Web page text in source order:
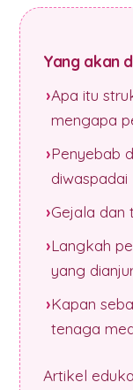
Yang akan
Apa itu
mengapa
Penyebab
diwaspadai
Gejala dan
Langkah
yang
Kapan
tenaga
Artikel